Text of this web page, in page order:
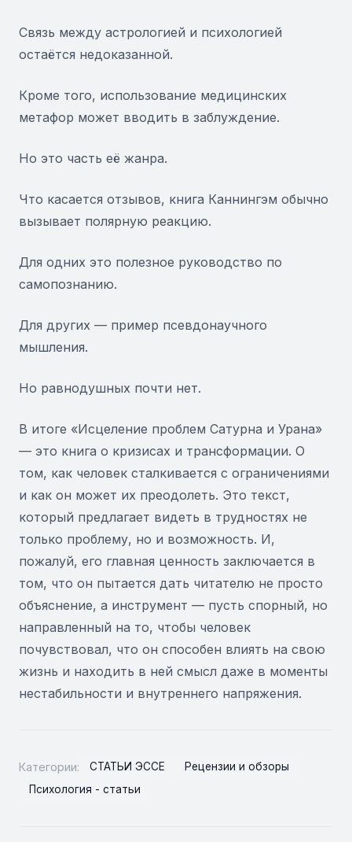
Связь между астрологией и психологией
остаётся недоказанной.
Кроме того, использование медицинских
метафор может вводить в заблуждение.
Но это часть её жанра.
Что касается отзывов, книга Каннингэм обычно
вызывает полярную реакцию.
Для одних это полезное руководство по
самопознанию.
Для других — пример псевдонаучного
мышления.
Но равнодушных почти нет.
В итоге «Исцеление проблем Сатурна и Урана»
— это книга о кризисах и трансформации. О
том, как человек сталкивается с ограничениями
и как он может их преодолеть. Это текст,
который предлагает видеть в трудностях не
только проблему, но и возможность. И,
пожалуй, его главная ценность заключается в
том, что он пытается дать читателю не просто
объяснение, а инструмент — пусть спорный, но
направленный на то, чтобы человек
почувствовал, что он способен влиять на свою
жизнь и находить в ней смысл даже в моменты
нестабильности и внутреннего напряжения.
Категории: СТАТЬИ ЭССЕ
Рецензии и обзоры
Психология - статьи